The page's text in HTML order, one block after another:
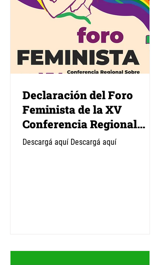
Declaración del Foro
Feminista de la XV
Conferencia Regional
sobre la Mujer de AL y el
Descargá aquí Descargá aquí